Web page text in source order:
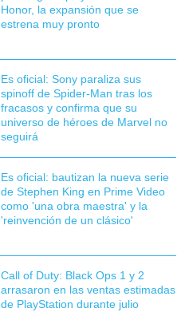
Honor, la expansión que se
estrena muy pronto
Es oficial: Sony paraliza sus
spinoff de Spider-Man tras los
fracasos y confirma que su
universo de héroes de Marvel no
seguirá
Es oficial: bautizan la nueva serie
de Stephen King en Prime Video
como 'una obra maestra' y la
'reinvención de un clásico'
Call of Duty: Black Ops 1 y 2
arrasaron en las ventas estimadas
de PlayStation durante julio